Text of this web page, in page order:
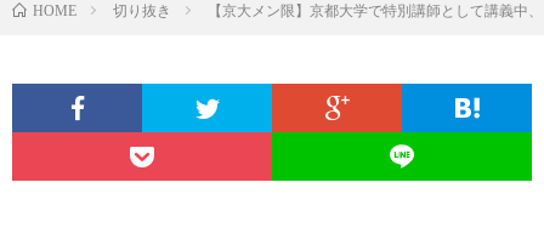
HOME 切り抜き 【京大メン限】京都大学で特別講師として講義